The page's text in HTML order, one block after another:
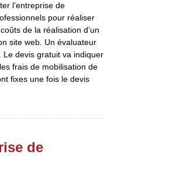
l’entreprise de
pour réaliser
de la réalisation d’un
site web. Un évaluateur
devis gratuit va indiquer
frais de mobilisation de
fixes une fois le devis
de